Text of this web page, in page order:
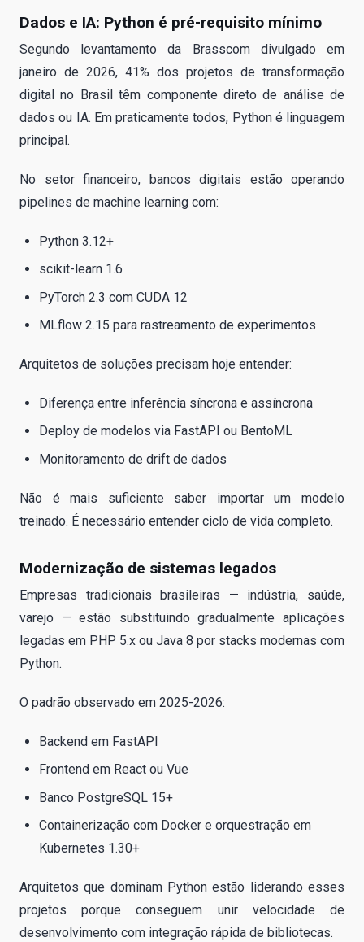
Dados e IA: Python é pré-requisito mínimo
Segundo levantamento da Brasscom divulgado em
janeiro de 2026, 41% dos projetos de transformação
digital no Brasil têm componente direto de análise de
dados ou IA. Em praticamente todos, Python é linguagem
principal.
No setor financeiro, bancos digitais estão operando
pipelines de machine learning com:
Python 3.12+
scikit-learn 1.6
PyTorch 2.3 com CUDA 12
MLflow 2.15 para rastreamento de experimentos
Arquitetos de soluções precisam hoje entender:
Diferença entre inferência síncrona e assíncrona
Deploy de modelos via FastAPI ou BentoML
Monitoramento de drift de dados
Não é mais suficiente saber importar um modelo
treinado. É necessário entender ciclo de vida completo.
Modernização de sistemas legados
Empresas tradicionais brasileiras — indústria, saúde,
varejo — estão substituindo gradualmente aplicações
legadas em PHP 5.x ou Java 8 por stacks modernas com
Python.
O padrão observado em 2025-2026:
Backend em FastAPI
Frontend em React ou Vue
Banco PostgreSQL 15+
Containerização com Docker e orquestração em
Kubernetes 1.30+
Arquitetos que dominam Python estão liderando esses
projetos porque conseguem unir velocidade de
desenvolvimento com integração rápida de bibliotecas.